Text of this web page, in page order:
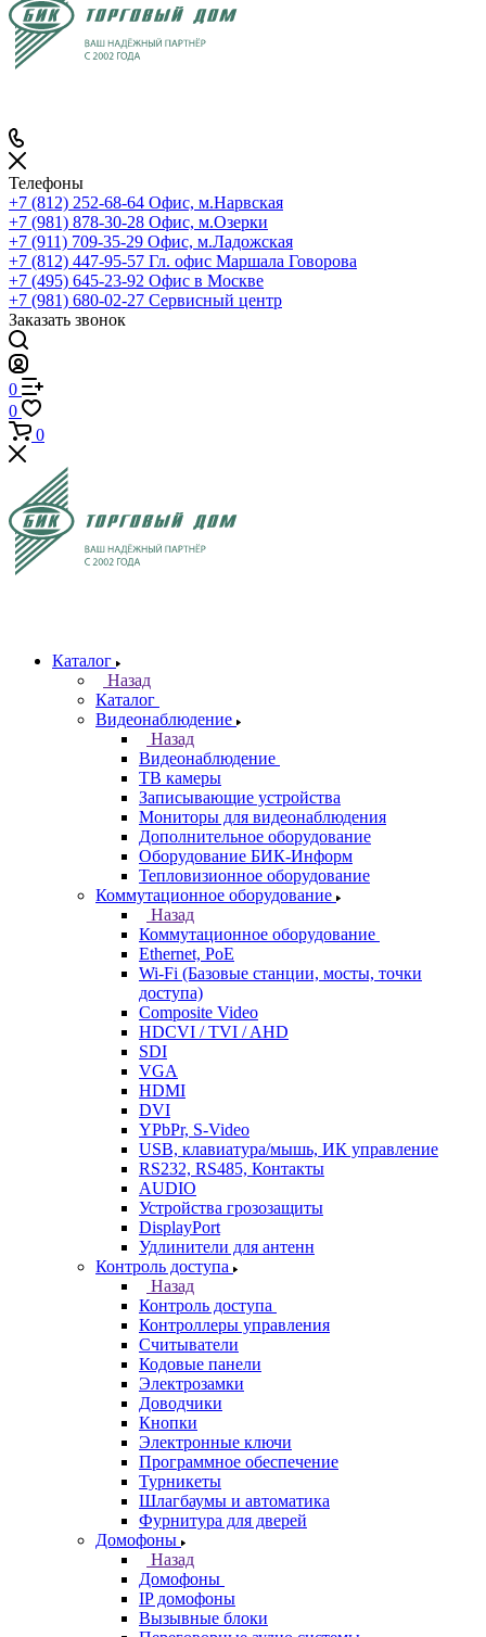
Телефоны
+7 (812) 252-68-64 Офис, м.Нарвская
+7 (981) 878-30-28 Офис, м.Озерки
+7 (911) 709-35-29 Офис, м.Ладожская
+7 (812) 447-95-57 Гл. офис Маршала Говорова
+7 (495) 645-23-92 Офис в Москве
+7 (981) 680-02-27 Сервисный центр
Заказать звонок
0
0
0
Каталог
Назад
Каталог
Видеонаблюдение
Назад
Видеонаблюдение
ТВ камеры
Записывающие устройства
Мониторы для видеонаблюдения
Дополнительное оборудование
Оборудование БИК-Информ
Тепловизионное оборудование
Коммутационное оборудование
Назад
Коммутационное оборудование
Ethernet, PoE
Wi-Fi (Базовые станции, мосты, точки
доступа)
Composite Video
HDCVI / TVI / AHD
SDI
VGA
HDMI
DVI
YPbPr, S-Video
USB, клавиатура/мышь, ИК управление
RS232, RS485, Контакты
AUDIO
Устройства грозозащиты
DisplayPort
Удлинители для антенн
Контроль доступа
Назад
Контроль доступа
Контроллеры управления
Считыватели
Кодовые панели
Электрозамки
Доводчики
Кнопки
Электронные ключи
Программное обеспечение
Турникеты
Шлагбаумы и автоматика
Фурнитура для дверей
Домофоны
Назад
Домофоны
IP домофоны
Вызывные блоки